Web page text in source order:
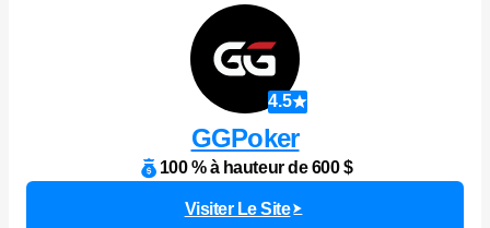
4.5
GGPoker
100 % à hauteur de 600 $
Visiter Le Site